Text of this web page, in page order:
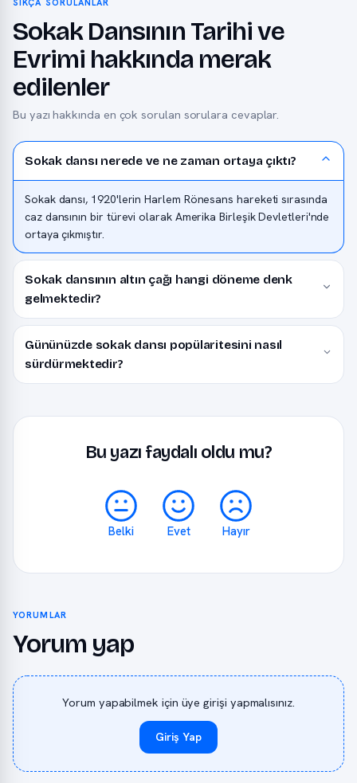
SIKÇA SORULANLAR
Sokak Dansının Tarihi ve
Evrimi hakkında merak
edilenler
Bu yazı hakkında en çok sorulan sorulara cevaplar.
Sokak dansı nerede ve ne zaman ortaya çıktı?
Sokak dansı, 1920'lerin Harlem Rönesans hareketi sırasında
caz dansının bir türevi olarak Amerika Birleşik Devletleri'nde
ortaya çıkmıştır.
Sokak dansının altın çağı hangi döneme denk
gelmektedir?
Gününüzde sokak dansı popülaritesini nasıl
sürdürmektedir?
Bu yazı faydalı oldu mu?
Belki Evet Hayır
YORUMLAR
Yorum yap
Yorum yapabilmek için üye girişi yapmalısınız.
Giriş Yap